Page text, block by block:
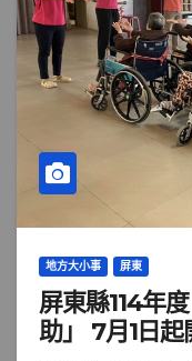
地方大小事 屏東
屏東縣114年
助」 7月1日